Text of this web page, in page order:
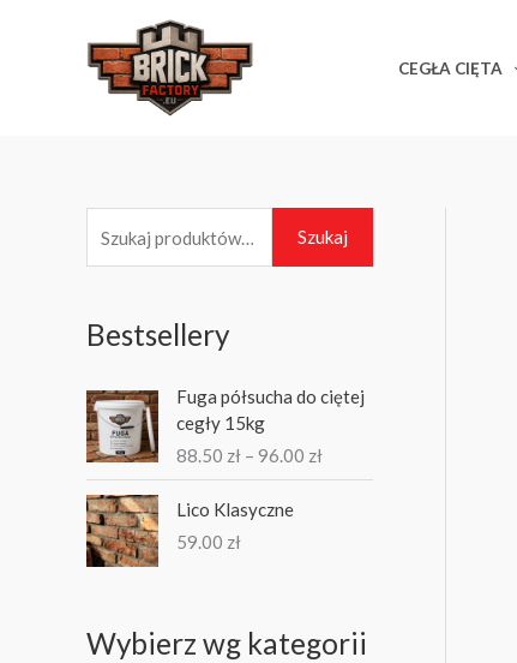
CEGŁA CIĘTA
z
k
j
:
Szukaj
Bestsellery
Fuga półsucha do ciętej
cegły 15kg
88.50 zł – 96.00 zł
o
Lico Klasyczne
59.00 zł
Wybierz wg kategorii